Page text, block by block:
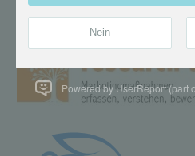
Powered by UserReport (part